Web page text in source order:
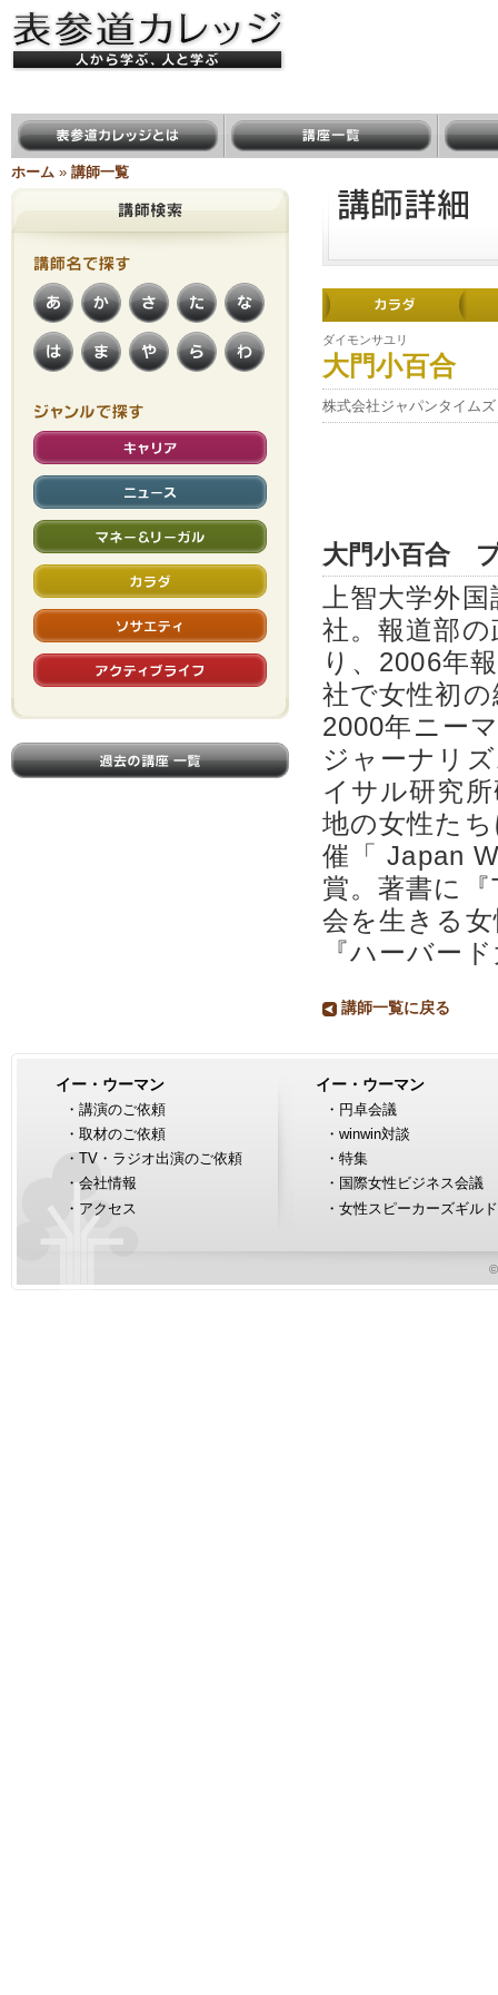
表参道カレッジ ＜人から学ぶ、人
と学ぶ＞
表参道カレッジとは 講座一覧 講師一
ホーム » 講師一覧
講師名で
探す
あ か さ た な
は ま や ら わ
ジャンルで
さがす
キャリア
ニュース
マネー＆リーガル
カラダ
ソサエティ
アクティブライフ
過去の講座一覧
ダイモンサユリ
大門小百合
株式会社ジャパンタイム
大門小百合
上智大学外
社。報道部
り、2006年
社で女性初
2000年ニー
ジャーナリ
イサル研究
地の女性た
催「 Japan
賞。著書に
会を生きる
『ハーバー
講師一覧に戻る
イー・ウーマン
・ 講演のご依頼
・ 取材のご依頼
・ TV・ラジオ出演のご依頼
・ 会社情報
・ アクセス
イー・ウーマン
・ 円卓会議
・ winwin対談
・ 特集
・ 国際女性ビジネス会議
・ 女性スピーカーズギルド